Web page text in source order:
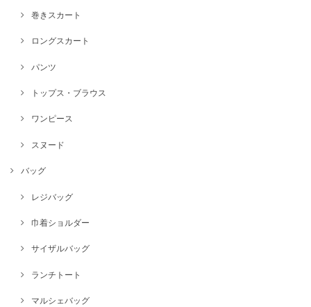
巻きスカート
ロングスカート
パンツ
トップス・ブラウス
ワンピース
スヌード
バッグ
レジバッグ
巾着ショルダー
サイザルバッグ
ランチトート
マルシェバッグ